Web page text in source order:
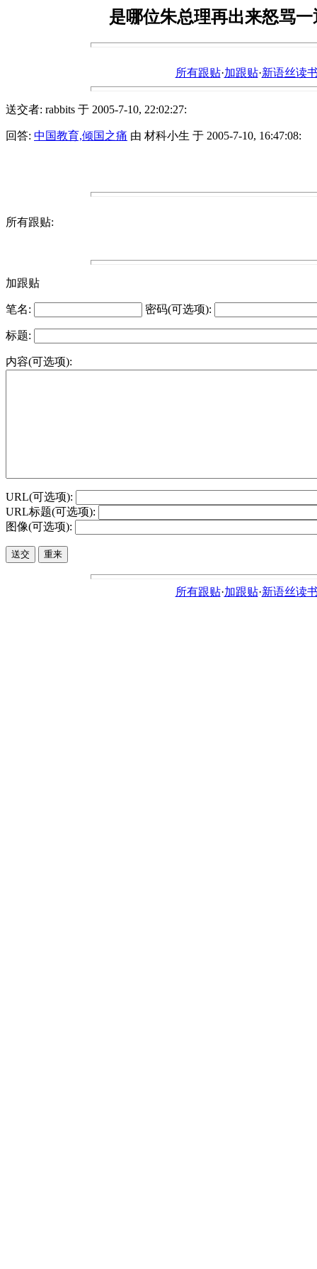
是哪位朱总理再出来怒骂
所有跟贴·加跟贴·新语丝读
送交者: rabbits 于 2005-7-10, 22:02:27:
回答: 中国教育,倾国之痛 由 材科小生 于 2005-7-10, 16:47:08:
所有跟贴:
加跟贴
笔名: 密码(可选项):
标题:
内容(可选项):
URL(可选项):
URL标题(可选项):
图像(可选项):
所有跟贴·加跟贴·新语丝读